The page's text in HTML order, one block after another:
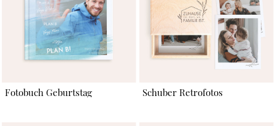
Fotobuch Geburtstag Schuber Retrofotos